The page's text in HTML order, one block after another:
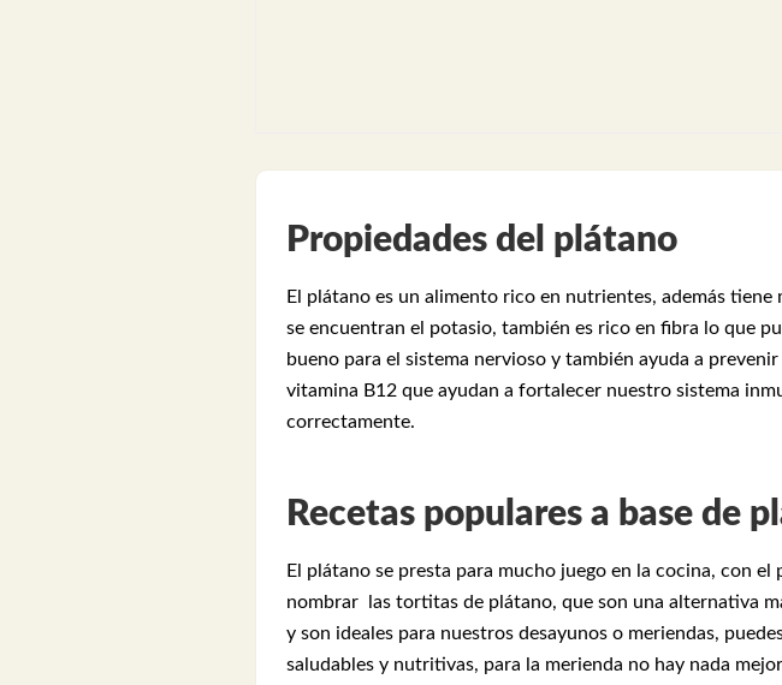
Propiedades del plátano
El plátano es un alimento rico en nutrientes, además
se encuentran el potasio, también es rico en fibra lo que
bueno para el sistema nervioso y también ayuda a
vitamina B12 que ayudan a fortalecer nuestro sistema
correctamente.
Recetas populares a base de
El plátano se presta para mucho juego en la cocina, con
nombrar las tortitas de plátano, que son una alternativa
y son ideales para nuestros desayunos o meriendas,
saludables y nutritivas, para la merienda no hay nada